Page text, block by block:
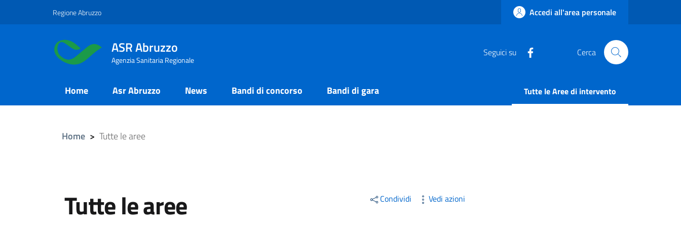
Regione Abruzzo Accedi all'area personale
ASR Abruzzo
Agenzia Sanitaria Regionale
Seguici su Cerca
Main
Menu
Home Asr Abruzzo News Bandi di concorso Bandi di gara Tutte le Aree di intervento
Home > Tutte le aree
Tutte le aree Condividi Vedi azioni